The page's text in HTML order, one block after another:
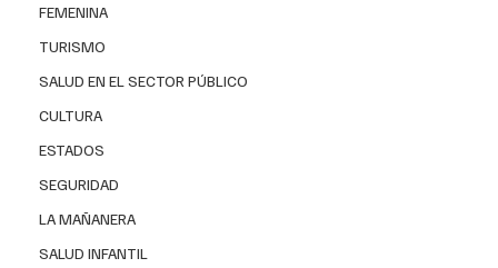
FEMENINA
TURISMO
SALUD EN EL SECTOR PÚBLICO
CULTURA
ESTADOS
SEGURIDAD
LA MAÑANERA
SALUD INFANTIL